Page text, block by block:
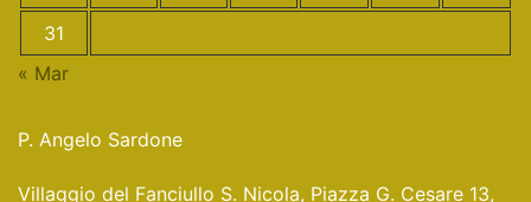
31
« Mar
P. Angelo Sardone
Villaggio del Fanciullo S. Nicola, Piazza G. Cesare 13,